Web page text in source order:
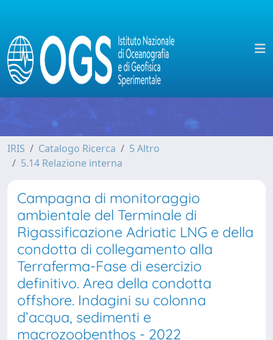
IRIS Catalogo Ricerca
5 Altro
5.14 Relazione interna
Campagna di monitoraggio
ambientale del Terminale di
Rigassificazione Adriatic LNG e della
condotta di collegamento alla
Terraferma-Fase di esercizio
definitivo. Area della condotta
offshore. Indagini su colonna
d’acqua, sedimenti e
macrozoobenthos - 2022